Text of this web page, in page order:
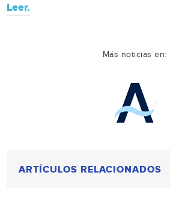
Leer.
Más noticias en:
ARTÍCULOS RELACIONADOS